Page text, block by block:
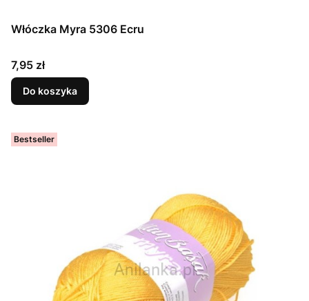
Włóczka Myra 5306 Ecru
Cena
7,95 zł
Do koszyka
Bestseller